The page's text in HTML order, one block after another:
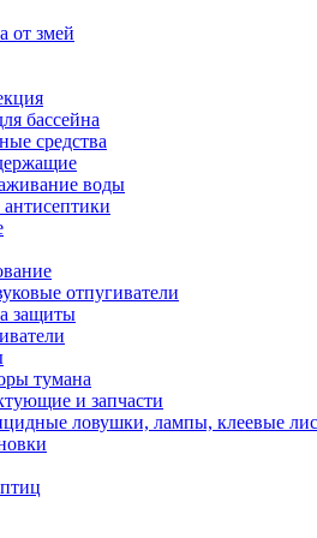
от змей
бассейна
средства
воды
отпугиватели
защиты
тумана
и запчасти
ловушки, лампы, клеевые